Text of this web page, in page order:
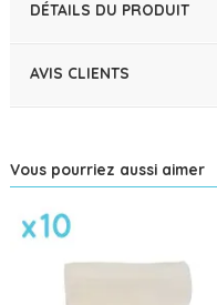
DÉTAILS DU PRODUIT
AVIS CLIENTS
Vous pourriez aussi aimer